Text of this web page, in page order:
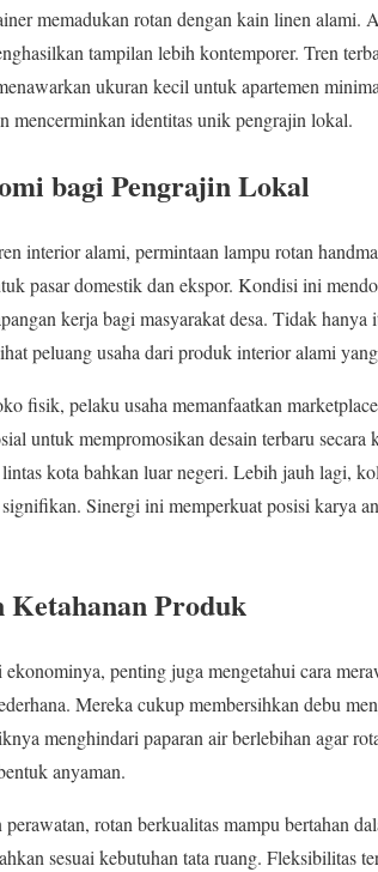
memadukan rotan dengan kain linen
tampilan lebih kontemporer. Tren
ukuran kecil untuk apartemen
mencerminkan identitas unik pengrajin lokal.
bagi Pengrajin Lokal
interior alami, permintaan lampu rotan
pasar domestik dan ekspor. Kondisi ini
kerja bagi masyarakat desa. Tidak
peluang usaha dari produk interior alami
fisik, pelaku usaha memanfaatkan
untuk mempromosikan desain terbaru
kota bahkan luar negeri. Lebih jauh lagi,
Sinergi ini memperkuat posisi karya
Ketahanan Produk
ekonominya, penting juga mengetahui cara
Mereka cukup membersihkan debu
menghindari paparan air berlebihan agar
anyaman.
rotan berkualitas mampu bertahan
sesuai kebutuhan tata ruang. Fleksibilitas